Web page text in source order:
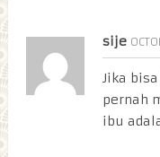
sije
Jika
pernah
ibu